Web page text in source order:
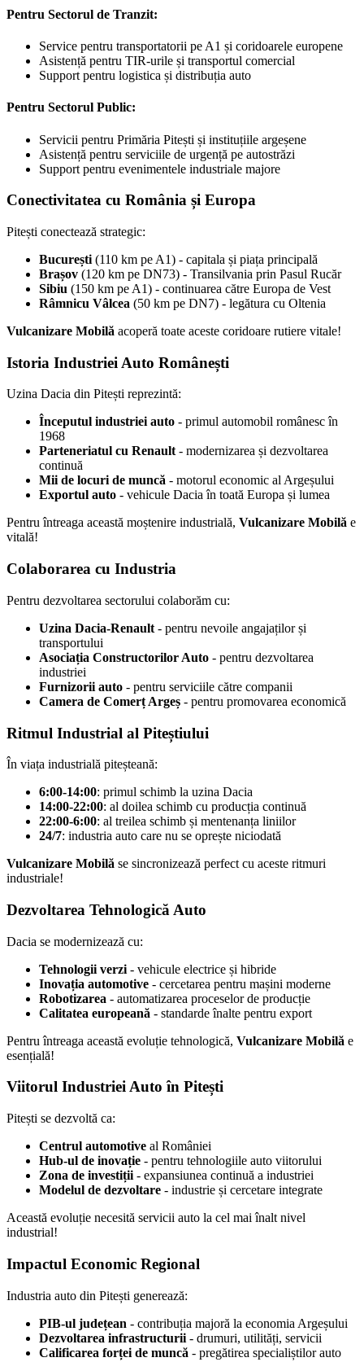
Pentru Sectorul de Tranzit:
Service pentru transportatorii pe A1 și coridoarele europene
Asistență pentru TIR-urile și transportul comercial
Support pentru logistica și distribuția auto
Pentru Sectorul Public:
Servicii pentru Primăria Pitești și instituțiile argeșene
Asistență pentru serviciile de urgență pe autostrăzi
Support pentru evenimentele industriale majore
Conectivitatea cu România și Europa
Pitești conectează strategic:
București (110 km pe A1) - capitala și piața principală
Brașov (120 km pe DN73) - Transilvania prin Pasul Rucăr
Sibiu (150 km pe A1) - continuarea către Europa de Vest
Râmnicu Vâlcea (50 km pe DN7) - legătura cu Oltenia
Vulcanizare Mobilă acoperă toate aceste coridoare rutiere vitale!
Istoria Industriei Auto Românești
Uzina Dacia din Pitești reprezintă:
Începutul industriei auto - primul automobil românesc în
1968
Parteneriatul cu Renault - modernizarea și dezvoltarea
continuă
Mii de locuri de muncă - motorul economic al Argeșului
Exportul auto - vehicule Dacia în toată Europa și lumea
Pentru întreaga această moștenire industrială, Vulcanizare Mobilă e
vitală!
Colaborarea cu Industria
Pentru dezvoltarea sectorului colaborăm cu:
Uzina Dacia-Renault - pentru nevoile angajaților și
transportului
Asociația Constructorilor Auto - pentru dezvoltarea
industriei
Furnizorii auto - pentru serviciile către companii
Camera de Comerț Argeș - pentru promovarea economică
Ritmul Industrial al Piteștiului
În viața industrială piteșteană:
6:00-14:00: primul schimb la uzina Dacia
14:00-22:00: al doilea schimb cu producția continuă
22:00-6:00: al treilea schimb și mentenanța liniilor
24/7: industria auto care nu se oprește niciodată
Vulcanizare Mobilă se sincronizează perfect cu aceste ritmuri
industriale!
Dezvoltarea Tehnologică Auto
Dacia se modernizează cu:
Tehnologii verzi - vehicule electrice și hibride
Inovația automotive - cercetarea pentru mașini moderne
Robotizarea - automatizarea proceselor de producție
Calitatea europeană - standarde înalte pentru export
Pentru întreaga această evoluție tehnologică, Vulcanizare Mobilă e
esențială!
Viitorul Industriei Auto în Pitești
Pitești se dezvoltă ca:
Centrul automotive al României
Hub-ul de inovație - pentru tehnologiile auto viitorului
Zona de investiții - expansiunea continuă a industriei
Modelul de dezvoltare - industrie și cercetare integrate
Această evoluție necesită servicii auto la cel mai înalt nivel
industrial!
Impactul Economic Regional
Industria auto din Pitești generează:
PIB-ul județean - contribuția majoră la economia Argeșului
Dezvoltarea infrastructurii - drumuri, utilități, servicii
Calificarea forței de muncă - pregătirea specialiștilor auto